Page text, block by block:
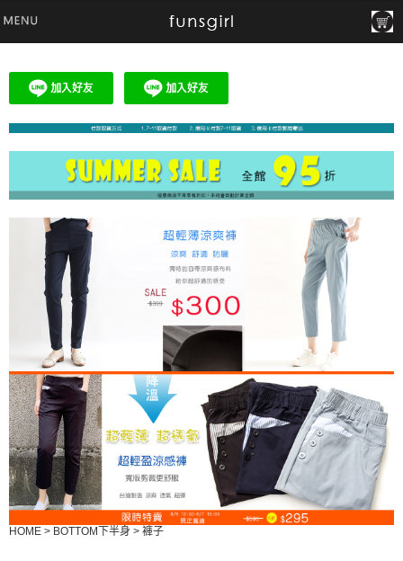
HOME > BOTTOM下半身 > 褲子